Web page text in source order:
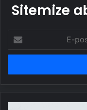
Sitemize
posta
adresinizi